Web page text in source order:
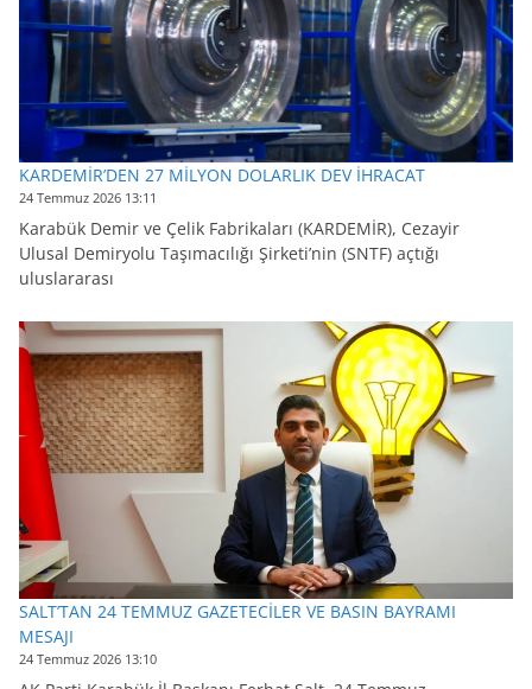
KARDEMİR’DEN 27 MİLYON DOLARLIK DEV İHRACAT
24 Temmuz 2026 13:11
Karabük Demir ve Çelik Fabrikaları (KARDEMİR), Cezayir
Ulusal Demiryolu Taşımacılığı Şirketi’nin (SNTF) açtığı
uluslararası
SALT’TAN 24 TEMMUZ GAZETECİLER VE BASIN BAYRAMI
MESAJI
24 Temmuz 2026 13:10